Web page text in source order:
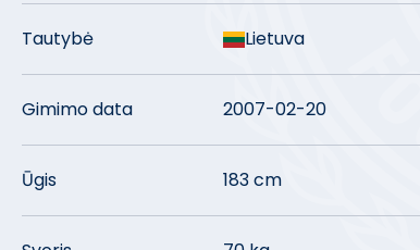
Tautybė Lietuva
Gimimo data 2007-02-20
Ūgis 183 cm